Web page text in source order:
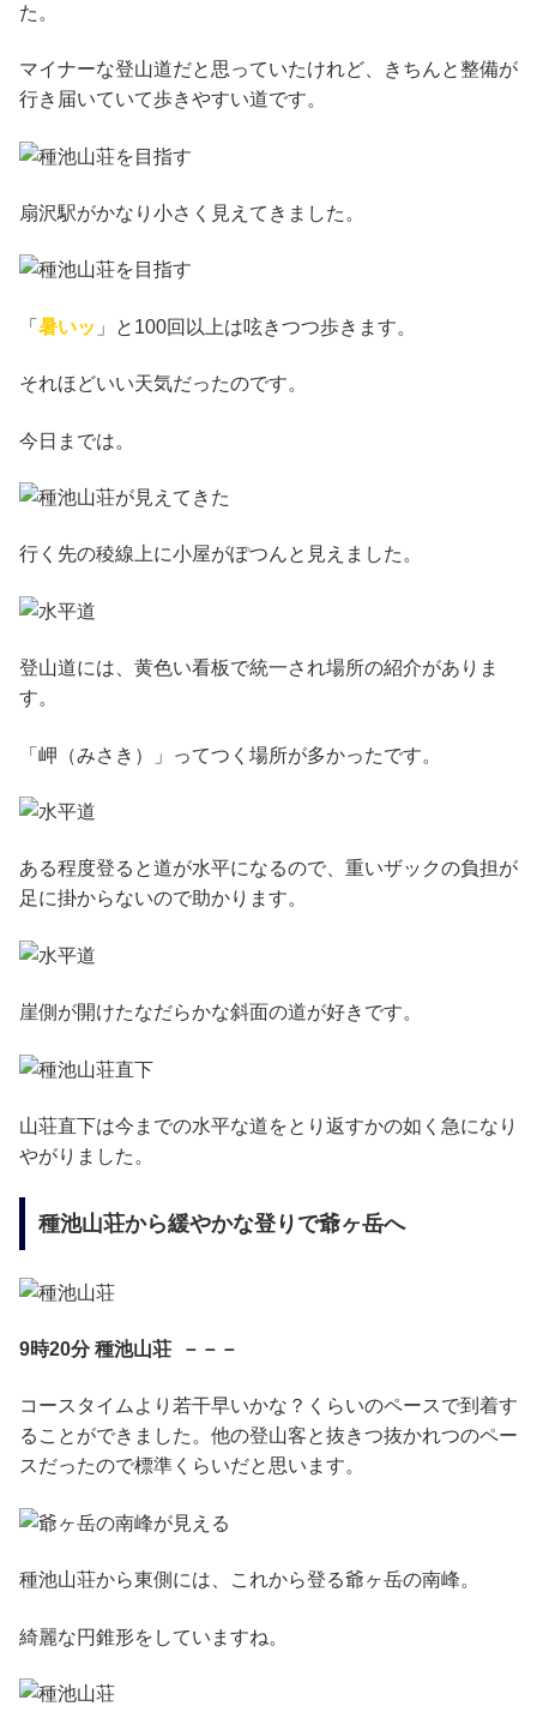
た。
マイナーな登山道だと思っていたけれど、きちんと整備が
行き届いていて歩きやすい道です。
扇沢駅がかなり小さく見えてきました。
「 暑いッ 」と100回以上は呟きつつ歩きます。
それほどいい天気だったのです。
今日までは。
行く先の稜線上に小屋がぽつんと見えました。
登山道には、黄色い看板で統一され場所の紹介がありま
す。
「岬（みさき）」ってつく場所が多かったです。
ある程度登ると道が水平になるので、重いザックの負担が
足に掛からないので助かります。
崖側が開けたなだらかな斜面の道が好きです。
山荘直下は今までの水平な道をとり返すかの如く急になり
やがりました。
種池山荘から緩やかな登りで爺ヶ岳へ
9時20分 種池山荘 －－－
コースタイムより若干早いかな？くらいのペースで到着す
ることができました。他の登山客と抜きつ抜かれつのペー
スだったので標準くらいだと思います。
種池山荘から東側には、これから登る爺ヶ岳の南峰。
綺麗な円錐形をしていますね。